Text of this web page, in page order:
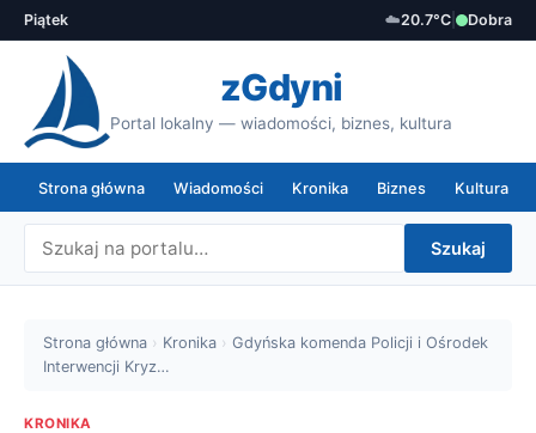
Piątek ☁️20.7°C Dobra
zGdyni
Portal lokalny — wiadomości, biznes, kultura
Strona główna Wiadomości Kronika Biznes Kultura
Szukaj
Strona główna › Kronika › Gdyńska komenda Policji i Ośrodek
Interwencji Kryz…
KRONIKA